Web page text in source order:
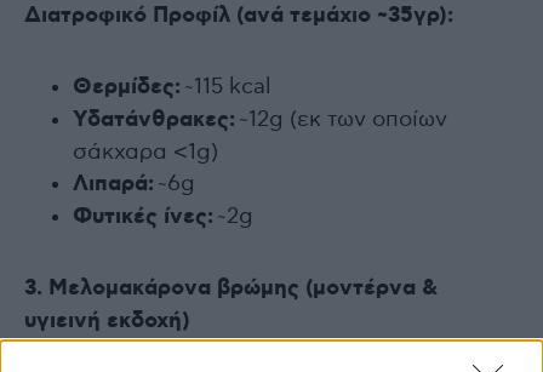
Διατροφικό Προφίλ (ανά τεμάχιο ~35γρ):
Θερμίδες: ~115 kcal
Υδατάνθρακες: ~12g (εκ των οποίων
σάκχαρα <1g)
Λιπαρά: ~6g
Φυτικές ίνες: ~2g
3. Μελομακάρονα βρώμης (μοντέρνα &
υγιεινή εκδοχή)